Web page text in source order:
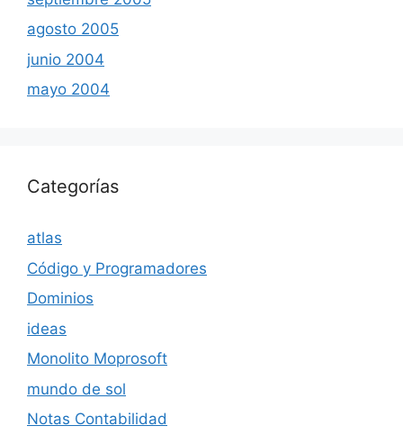
agosto 2005
junio 2004
mayo 2004
Categorías
atlas
Código y Programadores
Dominios
ideas
Monolito Moprosoft
mundo de sol
Notas Contabilidad